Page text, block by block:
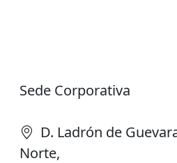
Sede Corporativa
D. Ladrón de
Norte,